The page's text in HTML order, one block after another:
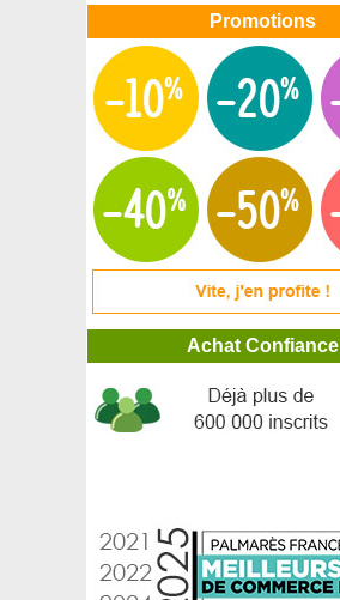
Promotions
Achat Confiance
Lupin bleu
Lupin rose
Lupin rouge
Maackie de l'Amour
Magnolia à grandes fleurs
Magnolia étoilé
Magnolia étoilé Rose
Magnolia 'Génie'
Magnolia liliflora Nigra
Magnolia parasol
Magnolia x soulangeana
Magnolia x Soulangeana 'Rustica Rubra'
Mahonia bealei
Mahonia 'Cabaret'
Mahonia sans épines 'Soft caress'
Mandarinier
Marronnier commun
Mélèze d'Europe, Mélèze commun
Mélèze du Japon